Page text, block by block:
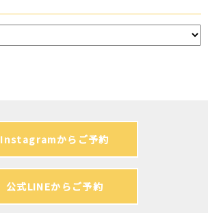
Instagramからご予約
公式LINEからご予約